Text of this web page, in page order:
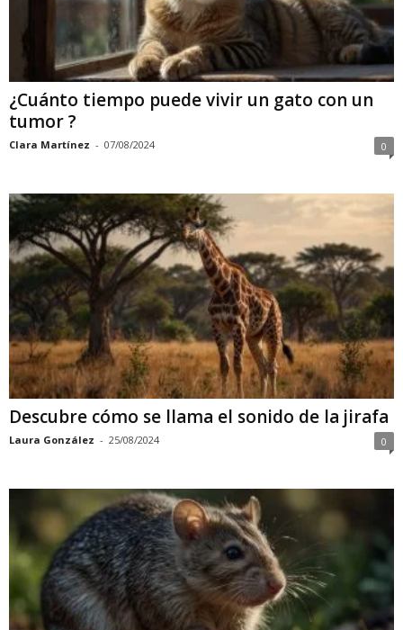
¿Cuánto tiempo puede vivir un gato con un
tumor ?
Clara Martínez - 07/08/2024 0
Descubre cómo se llama el sonido de la jirafa
Laura González - 25/08/2024 0